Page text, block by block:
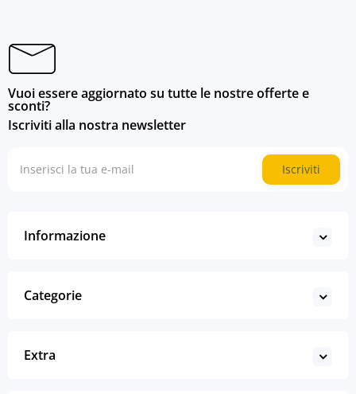
Vuoi essere aggiornato su tutte le nostre offerte e
sconti?
Iscriviti alla nostra newsletter
Iscriviti
Informazione
Categorie
Extra